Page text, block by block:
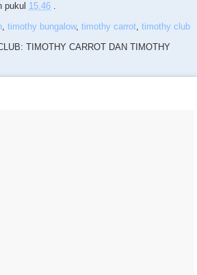
pukul 15.46 .
, timothy bungalow, timothy carrot, timothy club
TIMOTHY CARROT DAN TIMOTHY